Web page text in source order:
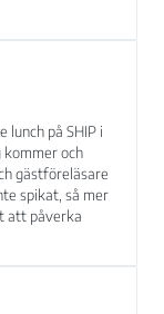
lunch på SHIP i
kommer och
gästföreläsare
spikat, så mer
att påverka